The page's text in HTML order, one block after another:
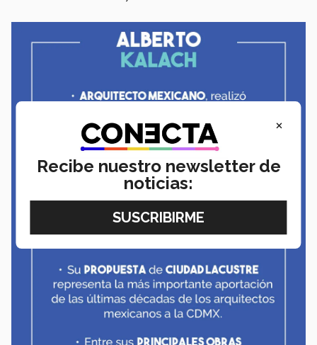
×
Recibe nuestro newsletter de
noticias: